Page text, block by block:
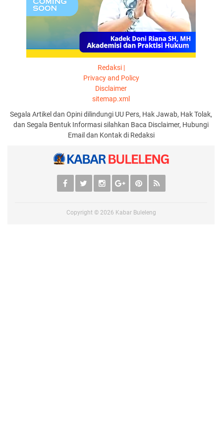
Redaksi |
Privacy and Policy
Disclaimer
sitemap.xml
Segala Artikel dan Opini dilindungi UU Pers, Hak Jawab, Hak Tolak,
dan Segala Bentuk Informasi silahkan Baca Disclaimer, Hubungi
Email dan Kontak di Redaksi
Copyright © 2026 Kabar Buleleng